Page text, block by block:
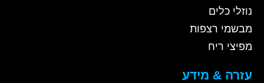
נוזלי כלים
מבשמי רצפות
מפיצי ריח
עזרה & מידע